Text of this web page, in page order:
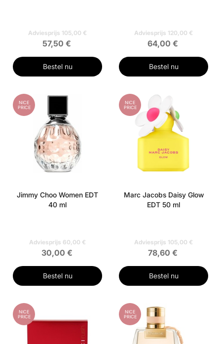
Adviesprijs 105,00 €
57,50 €
Bestel nu
Adviesprijs 120,00 €
64,00 €
Bestel nu
NICE
PRICE
Jimmy Choo Women EDT
40 ml
Adviesprijs 60,00 €
30,00 €
Bestel nu
NICE
PRICE
Marc Jacobs Daisy Glow
EDT 50 ml
Adviesprijs 105,00 €
78,60 €
Bestel nu
NICE
PRICE
NICE
PRICE